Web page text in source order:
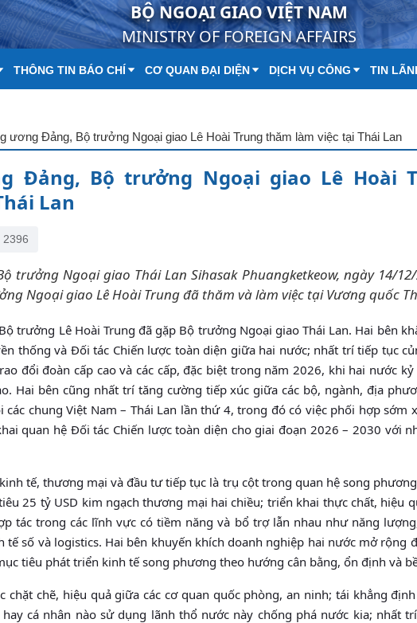
BỘ NGOẠI GIAO VIỆT NAM
MINISTRY OF FOREIGN AFFAIRS
THÔNG TIN BÁO CHÍ CƠ QUAN ĐẠI DIỆN DỊCH VỤ CÔNG TIN
ương Đảng, Bộ trưởng Ngoại giao Lê Hoài Trung thăm làm việc tại Thái Lan
Đảng, Bộ trưởng Ngoại giao Lê Hoài
Lan
2396
trưởng Ngoại giao Thái Lan Sihasak Phuangketkeow, ngày 14/
Ngoại giao Lê Hoài Trung đã thăm và làm việc tại Vương quốc
trưởng Lê Hoài Trung đã gặp Bộ trưởng Ngoại giao Thái Lan. Hai bên
thống và Đối tác Chiến lược toàn diện giữa hai nước; nhất trí tiếp tục
đổi đoàn cấp cao và các cấp, đặc biệt trong năm 2026, khi hai nước
Hai bên cũng nhất trí tăng cường tiếp xúc giữa các bộ, ngành, địa
chung Việt Nam – Thái Lan lần thứ 4, trong đó có việc phối hợp sớm
quan hệ Đối tác Chiến lược toàn diện cho giai đoạn 2026 – 2030 với
tế, thương mại và đầu tư tiếp tục là trụ cột trong quan hệ song
25 tỷ USD kim ngạch thương mại hai chiều; triển khai thực chất, hiệu
tác trong các lĩnh vực có tiềm năng và bổ trợ lẫn nhau như năng
tế số và logistics. Hai bên khuyến khích doanh nghiệp hai nước mở rộng
tiêu phát triển kinh tế song phương theo hướng cân bằng, ổn định và
chặt chẽ, hiệu quả giữa các cơ quan quốc phòng, an ninh; tái khẳng
cá nhân nào sử dụng lãnh thổ nước này chống phá nước kia; nhất